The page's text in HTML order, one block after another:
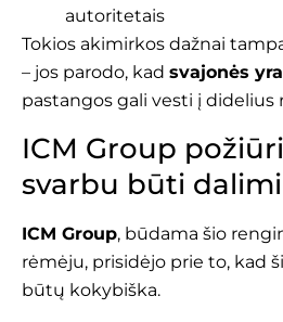
autoritetais
Tokios akimirkos dažnai
– jos parodo, kad svajonės
pastangos gali vesti į didelius
ICM Group
svarbu būti dalimi
ICM Group, būdama šio
rėmėju, prisidėjo prie to, kad
būtų kokybiška.